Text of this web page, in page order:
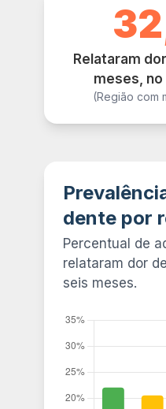
Relataram
meses,
(Região com
dente por
Percentual de
relataram dor
seis meses.